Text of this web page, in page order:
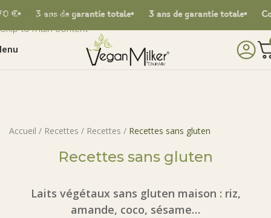
Skip to navigation
Skip to main content
3 ans de garantie totale 3 ans de garantie totale Conçu
Accueil / Recettes / Recettes / Recettes sans gluten
Recettes sans gluten
Laits végétaux sans gluten maison : riz,
amande, coco, sésame…